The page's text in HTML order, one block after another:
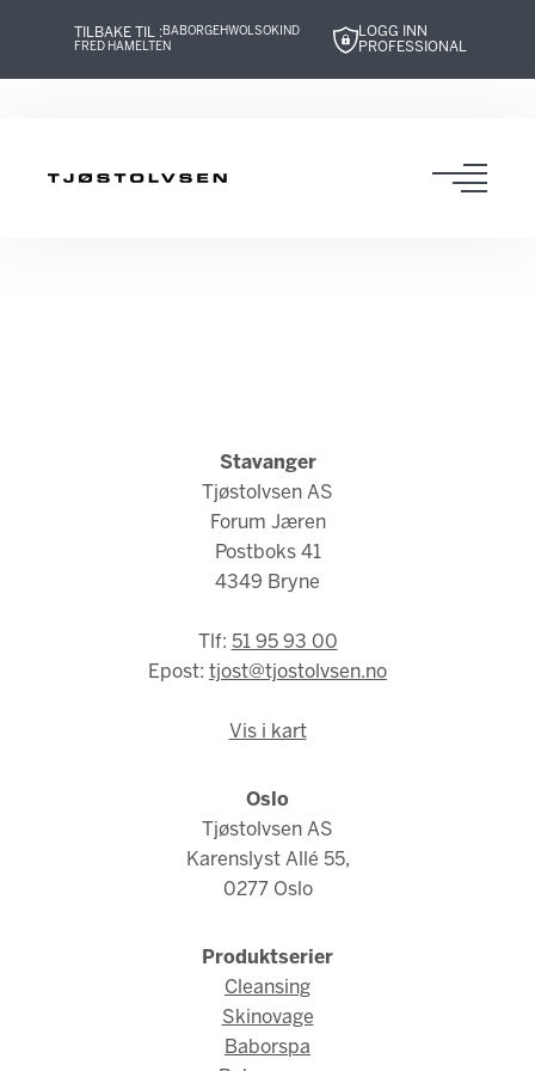
innhold
navigasjon
innhold
navigasjon
TILBAKE TIL :BABORGEHWOLSOKIND
FRED HAMELTEN
LOGG INN
PROFESSIONAL
Stavanger
Tjøstolvsen AS
Forum Jæren
Postboks 41
4349 Bryne
Tlf: 51 95 93 00
Epost: tjost@tjostolvsen.no
Vis i kart
Oslo
Tjøstolvsen AS
Karenslyst Allé 55,
0277 Oslo
Produktserier
Cleansing
Skinovage
Baborspa